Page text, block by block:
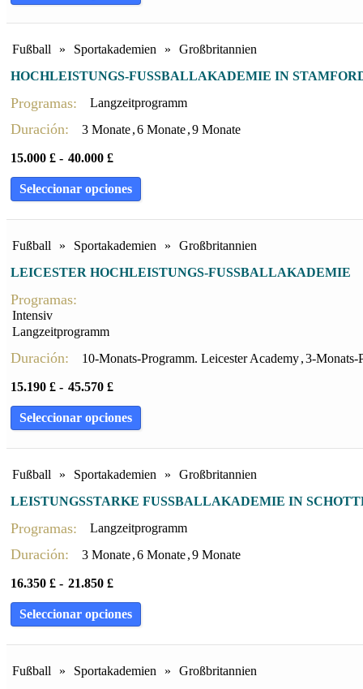
Fußball » Sportakademien »
Großbritannien
HOCHLEISTUNGS-FUSSBALLAKADEMIE IN STAMFORD
Programas: Langzeitprogramm
Duración: 3 Monate ,6 Monate ,9 Monate
15.000 £ - 40.000 £
Seleccionar opciones
Fußball » Sportakademien »
Großbritannien
LEICESTER HOCHLEISTUNGS-FUSSBALLAKADEMIE
Programas:
Intensiv
Langzeitprogramm
Duración: 10-Monats-Programm. Leicester Academy ,3-Monats-
15.190 £ - 45.570 £
Seleccionar opciones
Fußball » Sportakademien »
Großbritannien
LEISTUNGSSTARKE FUSSBALLAKADEMIE IN
Programas: Langzeitprogramm
Duración: 3 Monate ,6 Monate ,9 Monate
16.350 £ - 21.850 £
Seleccionar opciones
Fußball » Sportakademien »
Großbritannien